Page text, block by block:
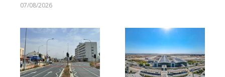
07/08/2026